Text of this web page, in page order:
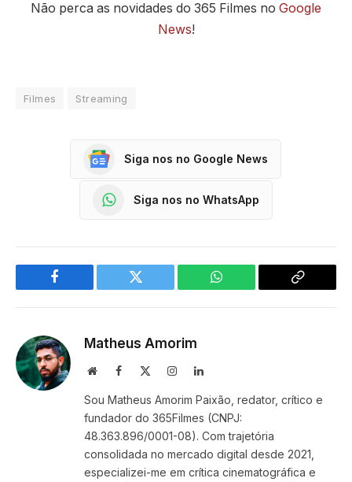
Não perca as novidades do 365 Filmes no Google
News!
Filmes Streaming
Siga nos no Google News
Siga nos no WhatsApp
Facebook Twitter WhatsApp
Copy
Matheus Amorim
WebsiteFacebook InstagramLinkedIn
Sou Matheus Amorim Paixão, redator, crítico e
fundador do 365Filmes (CNPJ:
48.363.896/0001-08). Com trajetória
consolidada no mercado digital desde 2021,
especializei-me em crítica cinematográfica e